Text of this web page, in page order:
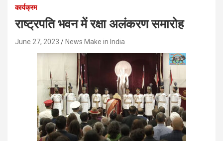
कार्यक्रम
राष्ट्रपति भवन में रक्षा अलंकरण समारोह
June 27, 2023 News Make in India